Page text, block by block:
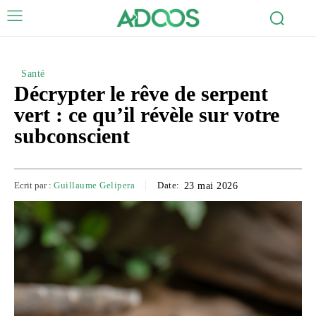
Santé
Décrypter le rêve de serpent
vert : ce qu’il révèle sur votre
subconscient
Ecrit par : Guillaume Gelipera Date: 23 mai 2026